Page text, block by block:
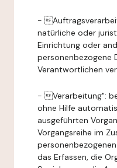
-
natürliche oder
Einrichtung oder
personenbezogene
Verantwortlichen
- Verarbeitung":
ohne Hilfe
ausgeführten
Vorgangsreihe im
das Erfassen, die